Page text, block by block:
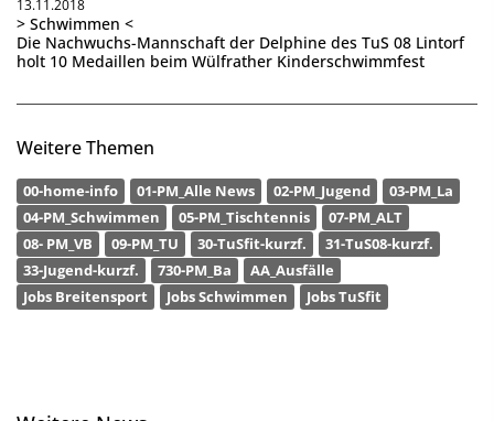
13.11.2018
> Schwimmen <
Die Nachwuchs-Mannschaft der Delphine des TuS 08 Lintorf
holt 10 Medaillen beim Wülfrather Kinderschwimmfest
Weitere Themen
00-home-info 01-PM_Alle News 02-PM_Jugend
03-PM_La
04-PM_Schwimmen
05-PM_Tischtennis
07-PM_ALT
08- PM_VB
09-PM_TU 30-TuSfit-kurzf.
31-TuS08-kurzf.
33-Jugend-kurzf.
730-PM_Ba
AA_Ausfälle
Jobs Breitensport
Jobs Schwimmen Jobs TuSfit